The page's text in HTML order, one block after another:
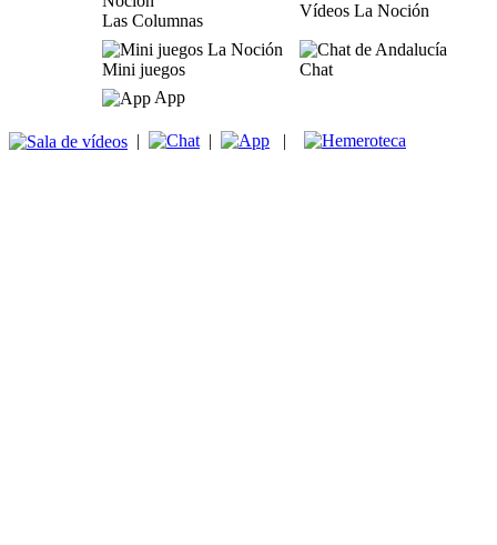
Las Columnas
Vídeos La Noción
Mini juegos
Chat
App
| | |